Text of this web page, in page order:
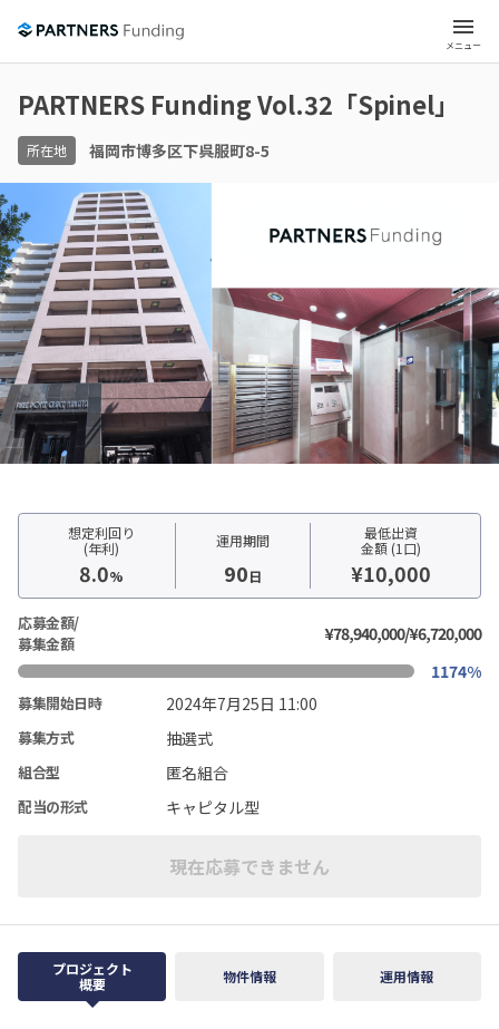
menu
メニュー
PARTNERS Funding Vol.32「Spinel」
所在地 福岡市博多区下呉服町8-5
想定利回り
(年利)
8.0%
運用期間
90日
最低出資
金額 (1口)
¥10,000
応募金額/
募集金額
¥78,940,000/¥6,720,000
1174%
募集開始日時 2024年7月25日 11:00
募集方式 抽選式
組合型 匿名組合
配当の形式 キャピタル型
現在応募できません
プロジェクト
概要
物件情報 運用情報